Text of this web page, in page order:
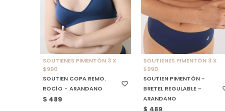
SELECCIONAR TALLE
SOUTIENES PIMENTÓN 3 X
$990
SOUTIEN COPA REMO.
ROCÍO - ARANDANO
$ 489
SELECCIONAR TALLE
SOUTIENES PIMENTÓN 3 X
$990
SOUTIEN PIMENTÓN -
BRETEL REGULABLE -
ARANDANO
$ 489